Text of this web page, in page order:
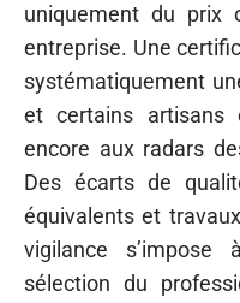
uniquement du prix
entreprise. Une
systématiquement
et certains artisans
encore aux radars
Des écarts de
équivalents et
vigilance
sélection du